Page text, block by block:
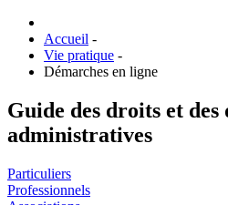
Accueil -
Vie pratique -
Démarches en ligne
Guide des droits et des
administratives
Particuliers
Professionnels